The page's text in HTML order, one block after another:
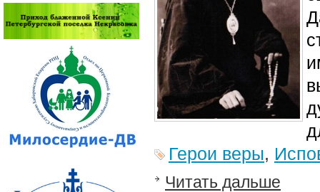
Герои веры,
Читать дальше